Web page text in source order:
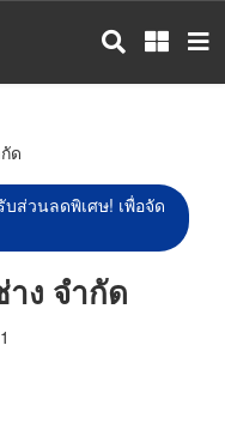
ด
ส่วนลดพิเศษ! เพื่อจัด
ง จำกัด